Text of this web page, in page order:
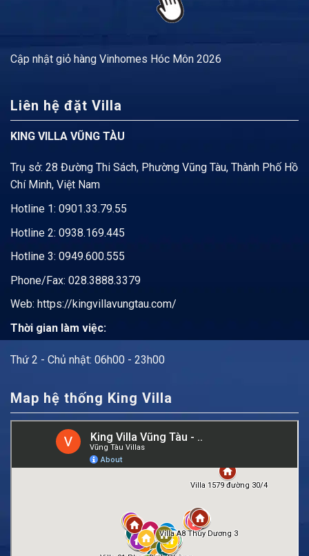
Cập nhật giỏ hàng Vinhomes Hóc Môn 2026
Liên hệ đặt Villa
KING VILLA VŨNG TÀU
Trụ sở: 28 Đường Thi Sách, Phường Vũng Tàu, Thành Phố Hồ
Chí Minh, Việt Nam
Hotline 1: 0901.33.79.55
Hotline 2: 0938.169.445
Hotline 3: 0949.600.555
Phone/Fax: 028.3888.3379
Web: https://kingvillavungtau.com/
Thời gian làm việc:
Thứ 2 - Chủ nhật: 06h00 - 23h00
Map hệ thống King Villa